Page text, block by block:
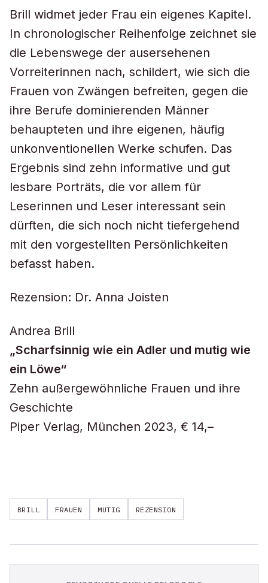
Brill widmet jeder Frau ein eigenes Kapitel.
In chronologischer Reihenfolge zeichnet sie
die Lebenswege der ausersehenen
Vorreiterinnen nach, schildert, wie sich die
Frauen von Zwängen befreiten, gegen die
ihre Berufe dominierenden Männer
behaupteten und ihre eigenen, häufig
unkonventionellen Werke schufen. Das
Ergebnis sind zehn informative und gut
lesbare Porträts, die vor allem für
Leserinnen und Leser interessant sein
dürften, die sich noch nicht tiefergehend
mit den vorgestellten Persönlichkeiten
befasst haben.
Rezension: Dr. Anna Joisten
Andrea Brill
„Scharfsinnig wie ein Adler und mutig wie
ein Löwe“
Zehn außergewöhnliche Frauen und ihre
Geschichte
Piper Verlag, München 2023, € 14,–
BRILL FRAUEN MUTIG REZENSION